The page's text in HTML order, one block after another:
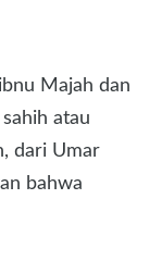
Majah dan
atau
dari Umar
bahwa